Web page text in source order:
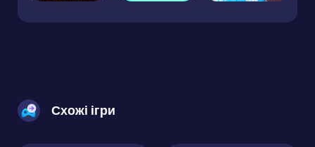
Схожі ігри